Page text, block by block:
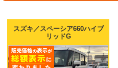
スズキ／スペーシア660ハイブ
リッドG